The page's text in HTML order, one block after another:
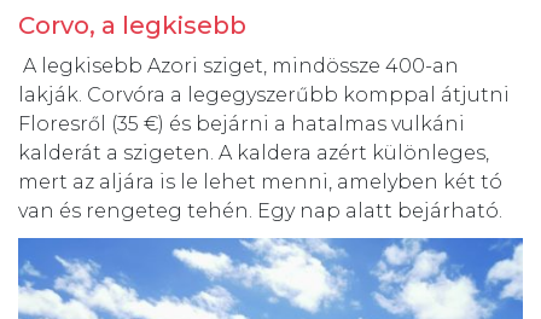
Corvo, a legkisebb
A legkisebb Azori sziget, mindössze 400-an
lakják. Corvóra a legegyszerűbb komppal átjutni
Floresről (35 €) és bejárni a hatalmas vulkáni
kalderát a szigeten. A kaldera azért különleges,
mert az aljára is le lehet menni, amelyben két tó
van és rengeteg tehén. Egy nap alatt bejárható.